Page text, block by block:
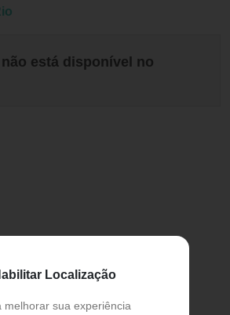
Localização
melhorar sua experiência
está disponível no
Produto